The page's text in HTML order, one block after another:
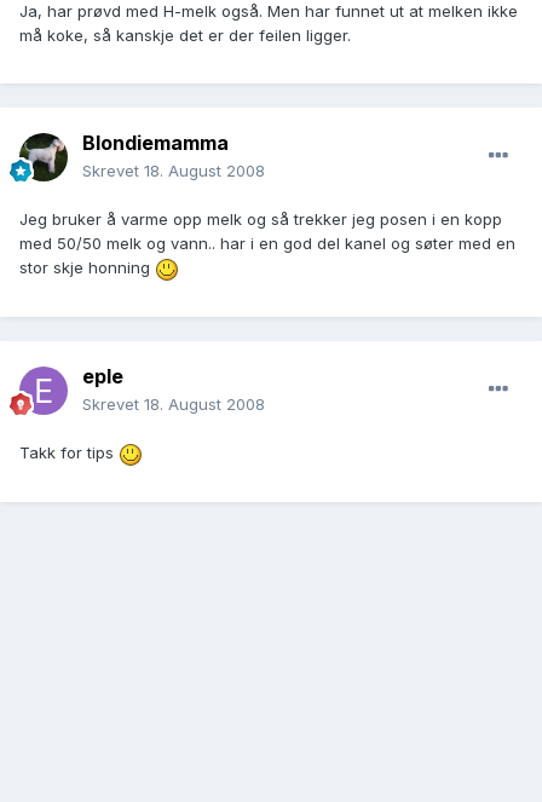
Ja, har prøvd med H-melk også. Men har funnet ut at melken ikke
må koke, så kanskje det er der feilen ligger.
Blondiemamma
Skrevet 18. August 2008
Jeg bruker å varme opp melk og så trekker jeg posen i en kopp
med 50/50 melk og vann.. har i en god del kanel og søter med en
stor skje honning
eple
Skrevet 18. August 2008
Takk for tips